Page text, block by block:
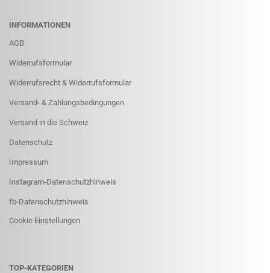
INFORMATIONEN
AGB
Widerrufsformular
Widerrufsrecht & Widerrufsformular
Versand- & Zahlungsbedingungen
Versand in die Schweiz
Datenschutz
Impressum
Instagram-Datenschutzhinweis
fb-Datenschutzhinweis
Cookie Einstellungen
TOP-KATEGORIEN